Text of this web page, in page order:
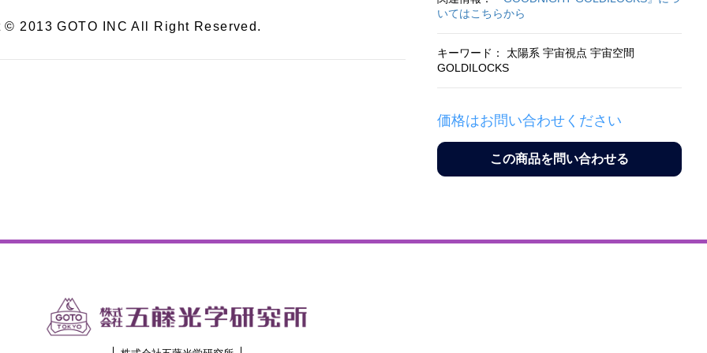
© 2013 GOTO INC All Right Reserved.
いてはこちらから
キーワード： 太陽系 宇宙視点 宇宙空間
GOLDILOCKS
価格はお問い合わせください
この商品を問い合わせる